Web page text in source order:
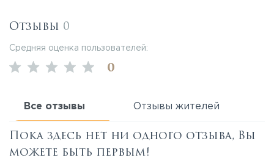
Отзывы 0
Средняя оценка пользователей:
0
Все отзывы Отзывы жителей
Пока здесь нет ни одного отзыва, Вы
можете быть первым!